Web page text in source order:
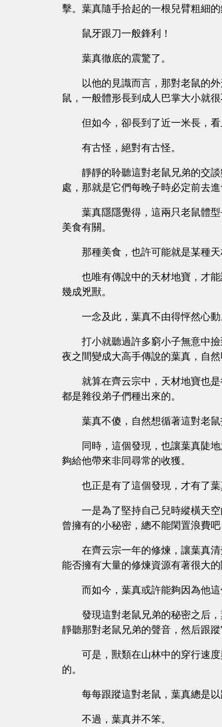
擊。葉真隨手拾起的一根兒臂粗細
鼠牙跟刀一般鋒利！
葉真徹底的震驚了。
以他的見識而言，那對老鼠的
鼠，一般體形長到成人巴掌大小就
但如今，卻長到了近一米長，
有古怪，絕對有古怪。
靜靜的聆聽這對老鼠兄弟的交
處，那就是它們每晚子時必定前去
葉真隱隱覺得，這兩只老鼠體
美食有關。
那種美食，也許可能就是某種
也唯有傳說中的天材地寶，才
幾成兇獸。
一念及此，葉真不由得怦然心
打小就聽過許多窮小子無意中
夜之間變成大高手傳說的葉真，自
就算在齊云宗中，天材地寶也
都是雜役弟子們種出來的。
葉真不傻，自然想循著這對老
同時，這個發現，也讓葉真陡
夠給他帶來非同尋常的收獲。
也正是有了這個發現，才有了
一是為了堅持自己兒時縱橫天
曾擁有的小秘密，總不能閑置浪費
在齊云宗一年的修煉，讓葉真
能否擁有大量的修煉資源有著很大
而如今，葉真或許能夠因為他
發現這對老鼠兄弟的秘密之后
靜聽那對老鼠兄弟的聲音，然后跟
可是，獸類在山林中的穿行速
的。
每每跟蹤這對老鼠，葉真總是
不過，葉真并不笨。